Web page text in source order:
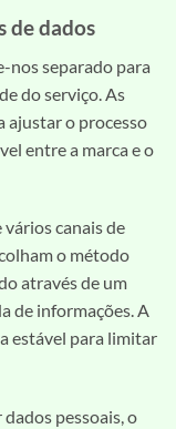
de dados
nos separado para
do serviço. As
ajustar o processo
entre a marca e o
vários canais de
o método
através de um
de informações. A
estável para limitar
pessoais, o